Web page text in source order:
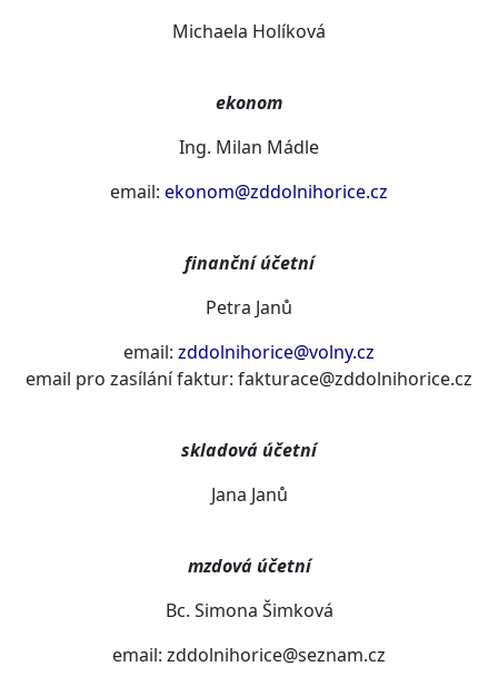
Michaela Holíková
ekonom
Ing. Milan Mádle
email: ekonom@zddolnihorice.cz
finanční účetní
Petra Janů
email: zddolnihorice@volny.cz
email pro zasílání faktur: fakturace@zddolnihorice.cz
skladová účetní
Jana Janů
mzdová účetní
Bc. Simona Šimková
email: zddolnihorice@seznam.cz